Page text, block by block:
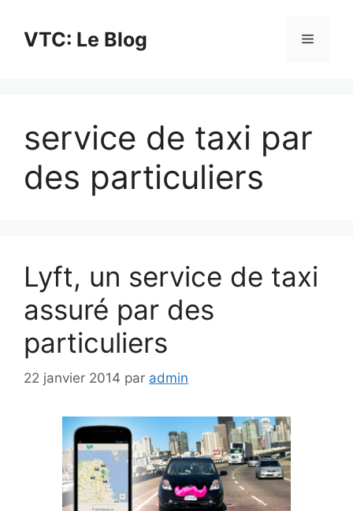
contenuVTC: Le Blog Menu
service de taxi par
des particuliers
Lyft, un service de taxi
assuré par des
particuliers
22 janvier 2014 par admin